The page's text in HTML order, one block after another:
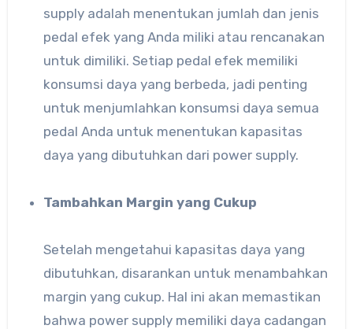
supply adalah menentukan jumlah dan jenis
pedal efek yang Anda miliki atau rencanakan
untuk dimiliki. Setiap pedal efek memiliki
konsumsi daya yang berbeda, jadi penting
untuk menjumlahkan konsumsi daya semua
pedal Anda untuk menentukan kapasitas
daya yang dibutuhkan dari power supply.
Tambahkan Margin yang Cukup
Setelah mengetahui kapasitas daya yang
dibutuhkan, disarankan untuk menambahkan
margin yang cukup. Hal ini akan memastikan
bahwa power supply memiliki daya cadangan